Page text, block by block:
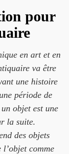
pour
en art et en
va être
une histoire
période de
objet est une
la suite.
des objets
comme